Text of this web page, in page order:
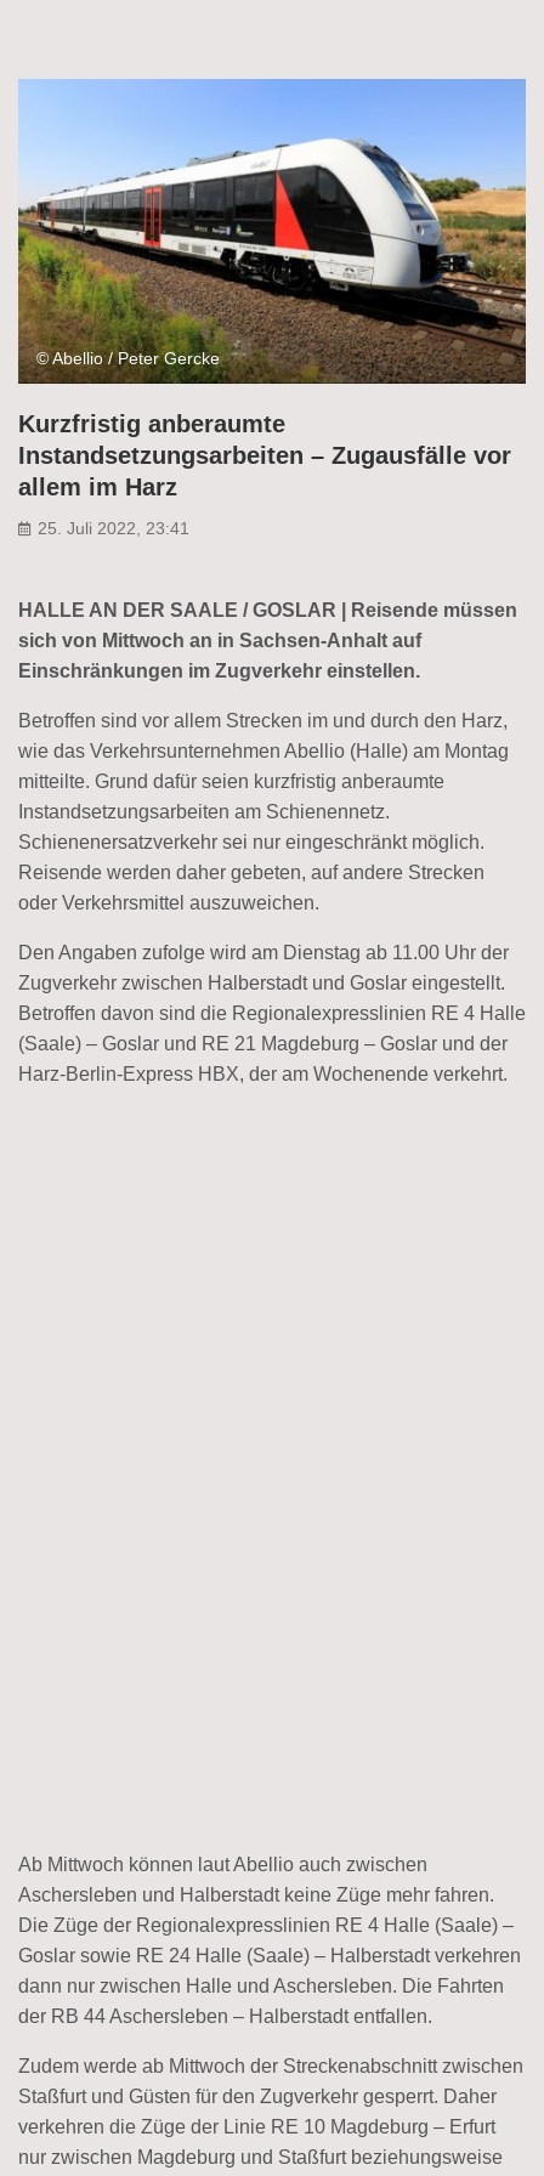
© Abellio / Peter Gercke
Kurzfristig anberaumte
Instandsetzungsarbeiten – Zugausfälle vor
allem im Harz
25. Juli 2022, 23:41
HALLE AN DER SAALE / GOSLAR | Reisende müssen
sich von Mittwoch an in Sachsen-Anhalt auf
Einschränkungen im Zugverkehr einstellen.
Betroffen sind vor allem Strecken im und durch den Harz,
wie das Verkehrsunternehmen Abellio (Halle) am Montag
mitteilte. Grund dafür seien kurzfristig anberaumte
Instandsetzungsarbeiten am Schienennetz.
Schienenersatzverkehr sei nur eingeschränkt möglich.
Reisende werden daher gebeten, auf andere Strecken
oder Verkehrsmittel auszuweichen.
Den Angaben zufolge wird am Dienstag ab 11.00 Uhr der
Zugverkehr zwischen Halberstadt und Goslar eingestellt.
Betroffen davon sind die Regionalexpresslinien RE 4 Halle
(Saale) – Goslar und RE 21 Magdeburg – Goslar und der
Harz-Berlin-Express HBX, der am Wochenende verkehrt.
Ab Mittwoch können laut Abellio auch zwischen
Aschersleben und Halberstadt keine Züge mehr fahren.
Die Züge der Regionalexpresslinien RE 4 Halle (Saale) –
Goslar sowie RE 24 Halle (Saale) – Halberstadt verkehren
dann nur zwischen Halle und Aschersleben. Die Fahrten
der RB 44 Aschersleben – Halberstadt entfallen.
Zudem werde ab Mittwoch der Streckenabschnitt zwischen
Staßfurt und Güsten für den Zugverkehr gesperrt. Daher
verkehren die Züge der Linie RE 10 Magdeburg – Erfurt
nur zwischen Magdeburg und Staßfurt beziehungsweise